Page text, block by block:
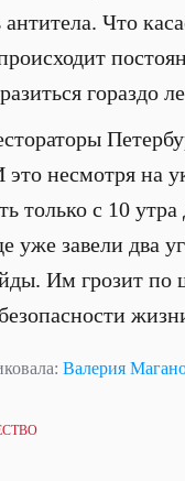
Что
гораздо
несмотря на
только с 10
уже завели два
Им грозит по
Валерия